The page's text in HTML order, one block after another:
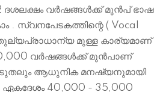
വർഷങ്ങൾക്ക് മുൻപ് ഭാഷ
. സ്വനപേടകത്തിന്റെ ( Vocal
തുല്യപ്രാധാന്യ മുള്ള കാര്യമാണ്
വർഷങ്ങൾക്ക് മുൻപാണ്
ആധുനിക മനഷ്യനുമായി
. ഏകദേശം 40,000 - 35,000